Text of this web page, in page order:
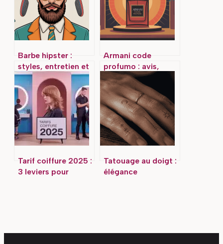
Barbe hipster :
styles, entretien et
astuces pour un
look maîtrisé
Armani code
profumo : avis,
tenue, prix et
alternatives pour
bien choisir
Tarif coiffure 2025 :
3 leviers pour
Tatouage au doigt :
élégance